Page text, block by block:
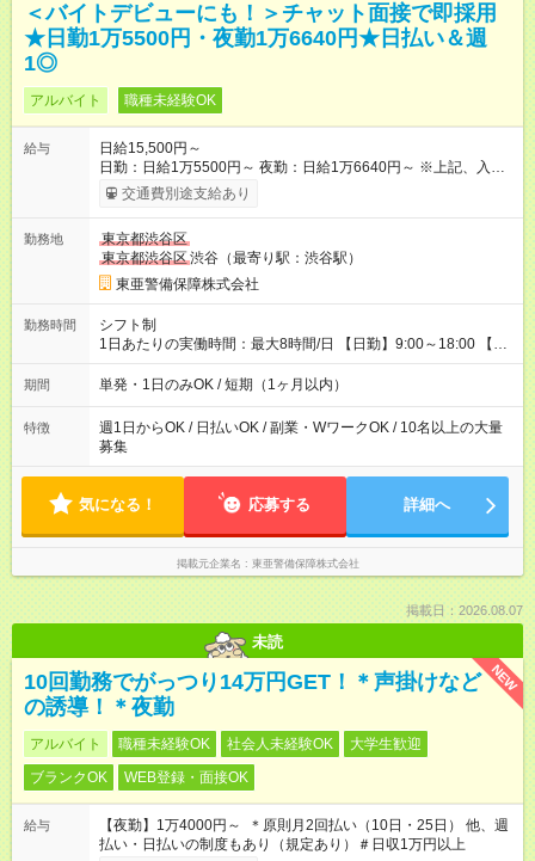
＜バイトデビューにも！＞チャット面接で即採用
★日勤1万5500円・夜勤1万6640円★日払い＆週
1◎
アルバイト 職種未経験OK
給与
日給15,500円～
日勤：日給1万5500円～ 夜勤：日給1万6640円～ ※上記、入社
祝手当4000円含む(25勤務まで) ┗新任研修の終了から100日以内
┗規定あり ／ 経験や年齢を問わず、 頑張った方全員に支給され
日給は全額支給！ ■月22日以上勤務すると… 日給1000円UP！ ■
日払い・週払い・前払いOK！ 給与即時払いサービス『クリア
(CRIA)』で 最短当日にコンビニATMから 現金で給与を受け取れ
ます♪ ※稼働分・規定あり ■法定研修(7h×3日間)中も 手当をしっ
かり【3万円】支給！ ┗研修手当の一部(9，000円)は手渡しで支
給 ┗昼食代も別途支給(500円×3日間） ┗研修期間中も交通費全額
交通費別途支給あり
勤務地
東京都渋谷区
東京都渋谷区渋谷（最寄り駅：渋谷駅）
東亜警備保障株式会社
勤務時間
シフト制
1日あたりの実働時間：最大8時間/日 【日勤】9:00～18:00 【夜
勤】20:00～翌5:00 ・【日勤のみ】【夜勤のみ】もOK♪ ・自分
の都合に合わせて稼げます◎ ・シフトの申告は電話・メールで
ライベートの予定に 合わせて好きな時など、自由に働けます
期間 単発・1日のみOK / 短期（1ヶ月以内）
特徴
週1日からOK / 日払いOK / 副業・WワークOK / 10名以上の大量
募集
気になる！ 応募する 詳細へ
掲載元企業名 東亜警備保障株式会社
掲載日：2026.08.07
未読
NEW
10回勤務でがっつり14万円GET！＊声掛けなど
の誘導！＊夜勤
アルバイト 職種未経験OK 社会人未経験OK
大学生歓迎
ブランクOK
WEB登録・面接OK
給与
【夜勤】1万4000円～ ＊原則月2回払い（10日・25日） 他、週
払い・日払いの制度もあり（規定あり）＃日収1万円以上